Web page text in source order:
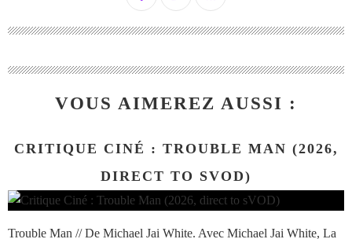
VOUS AIMEREZ AUSSI :
CRITIQUE CINÉ : TROUBLE MAN (2026,
DIRECT TO SVOD)
Trouble Man // De Michael Jai White. Avec Michael Jai White, La